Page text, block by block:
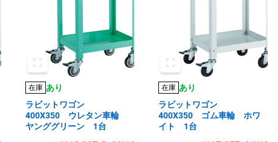
在庫 あり
ラビットワゴン
400X350 ウレタン車輪
ヤンググリーン 1台
在庫 あり
ラビットワゴン
400X350 ゴム車輪 ホワ
イト 1台